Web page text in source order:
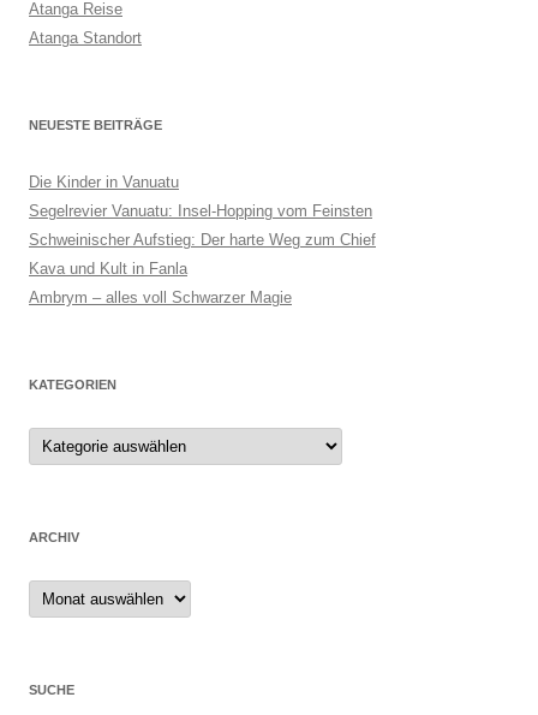
Atanga Reise
Atanga Standort
NEUESTE BEITRÄGE
Die Kinder in Vanuatu
Segelrevier Vanuatu: Insel-Hopping vom Feinsten
Schweinischer Aufstieg: Der harte Weg zum Chief
Kava und Kult in Fanla
Ambrym – alles voll Schwarzer Magie
KATEGORIEN
ARCHIV
Archiv
SUCHE